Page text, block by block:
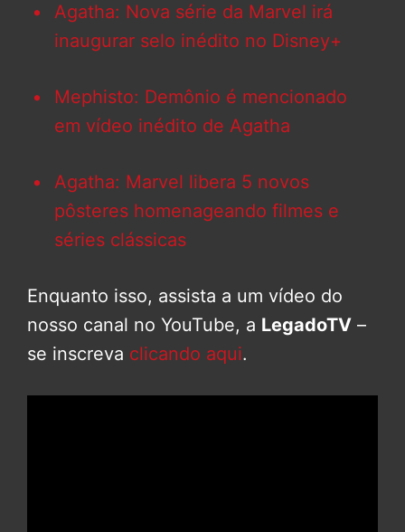
Agatha: Nova série da Marvel irá
inaugurar selo inédito no Disney+
Mephisto: Demônio é mencionado
em vídeo inédito de Agatha
Agatha: Marvel libera 5 novos
pôsteres homenageando filmes e
séries clássicas
Enquanto isso, assista a um vídeo do
nosso canal no YouTube, a LegadoTV –
se inscreva clicando aqui.